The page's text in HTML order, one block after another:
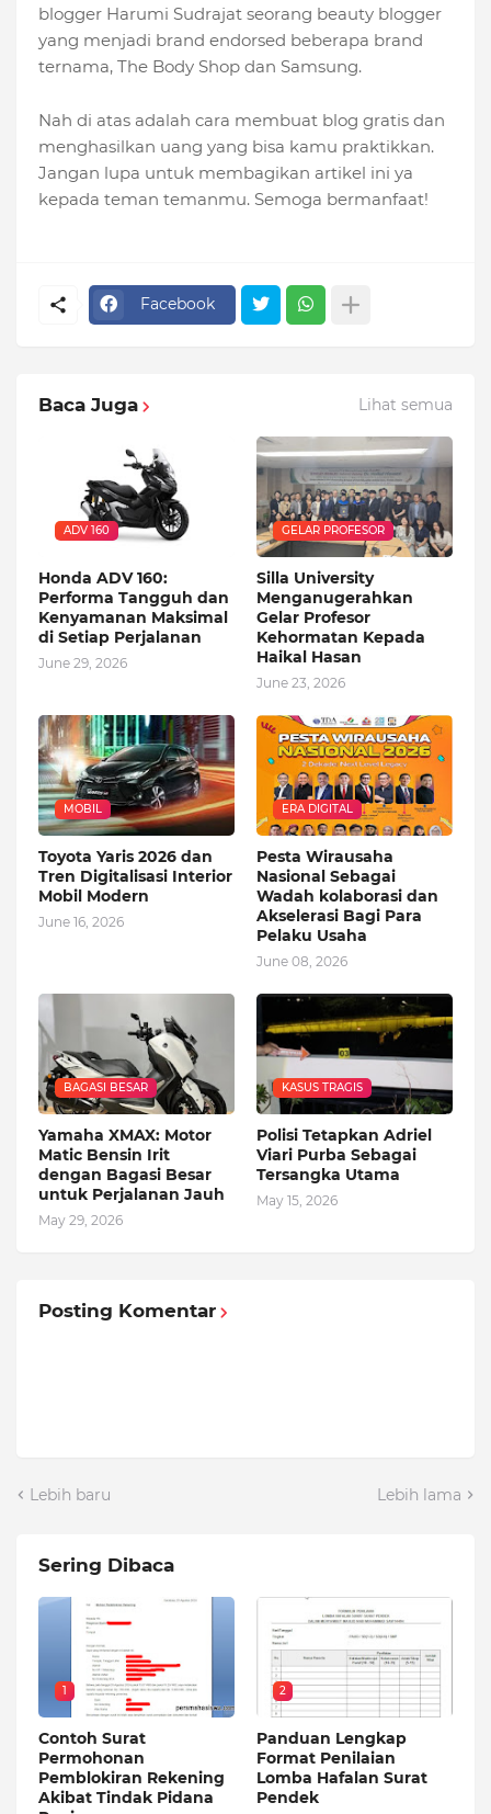
blogger Harumi Sudrajat seorang beauty blogger
yang menjadi brand endorsed beberapa brand
ternama, The Body Shop dan Samsung.
Nah di atas adalah cara membuat blog gratis dan
menghasilkan uang yang bisa kamu praktikkan.
Jangan lupa untuk membagikan artikel ini ya
kepada teman temanmu. Semoga bermanfaat!
Facebook
Baca Juga Lihat semua
ADV 160
Honda ADV 160:
Performa Tangguh dan
Kenyamanan Maksimal
di Setiap Perjalanan
June 29, 2026
GELAR PROFESOR
Silla University
Menganugerahkan
Gelar Profesor
Kehormatan Kepada
Haikal Hasan
June 23, 2026
MOBIL
Toyota Yaris 2026 dan
Tren Digitalisasi Interior
Mobil Modern
June 16, 2026
ERA DIGITAL
Pesta Wirausaha
Nasional Sebagai
Wadah kolaborasi dan
Akselerasi Bagi Para
Pelaku Usaha
June 08, 2026
BAGASI BESAR
Yamaha XMAX: Motor
Matic Bensin Irit
dengan Bagasi Besar
untuk Perjalanan Jauh
May 29, 2026
KASUS TRAGIS
Polisi Tetapkan Adriel
Viari Purba Sebagai
Tersangka Utama
May 15, 2026
Posting Komentar
Lebih baru Lebih lama
Sering Dibaca
1
Contoh Surat
Permohonan
Pemblokiran Rekening
Akibat Tindak Pidana
2
Panduan Lengkap
Format Penilaian
Lomba Hafalan Surat
Pendek